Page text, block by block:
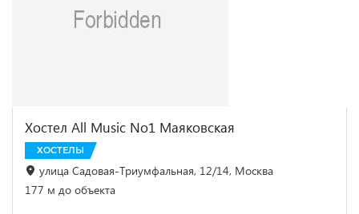
Хостел All Music No1 Маяковская
ХОСТЕЛЫ
улица Садовая-Триумфальная, 12/14, Москва
177 м до объекта